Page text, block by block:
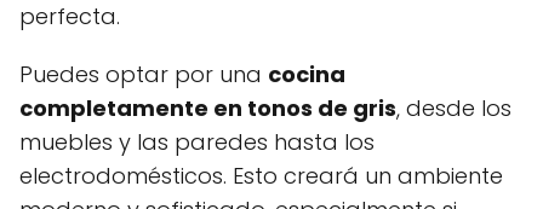
perfecta.
Puedes optar por una cocina
completamente en tonos de gris, desde los
muebles y las paredes hasta los
electrodomésticos. Esto creará un ambiente